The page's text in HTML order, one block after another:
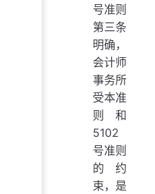
号准则
第三条
明确，
会计师
事务所
受本准
则和
5102
号准则
的约
束，是